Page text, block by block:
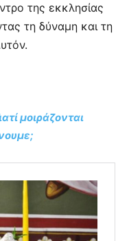
της εκκλησίας
τη δύναμη και τη
μοιράζονται